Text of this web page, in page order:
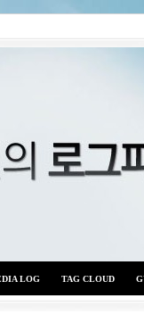
LOG TAG CLOUD